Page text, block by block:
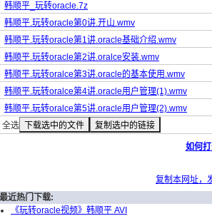
韩顺平_玩转oracle.7z
韩顺平.玩转oracle第0讲.开山.wmv
韩顺平.玩转oracle第1讲.oracle基础介绍.wmv
韩顺平.玩转oracle第2讲.oralce安装.wmv
韩顺平.玩转oralce第3讲.oracle的基本使用.wmv
韩顺平.玩转oralce第4讲.oracle用户管理(1).wmv
韩顺平.玩转oralce第5讲.oracle用户管理(2).wmv
全选
如何
复制本网址，
近热门下载:
《玩转oracle视频》韩顺平 AVI